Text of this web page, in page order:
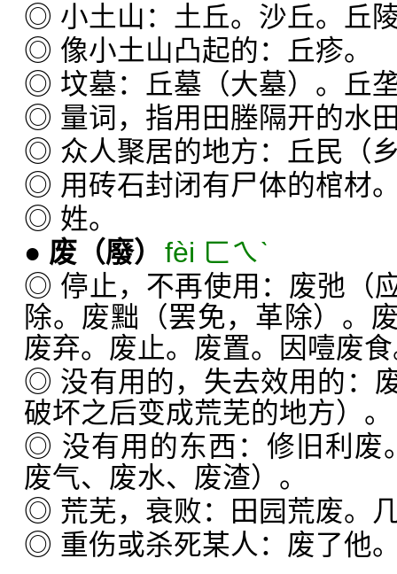
◎ 小土山：土丘。沙丘。丘
◎ 像小土山凸起的：丘疹。
◎ 坟墓：丘墓（大墓）。丘
◎ 量词，指用田塍隔开的水
◎ 众人聚居的地方：丘民（
◎ 用砖石封闭有尸体的棺材
◎ 姓。
● 废 （廢） fèi ㄈㄟˋ
◎ 停止，不再使用：废弛（
除。废黜（罢免，革除）。
废弃。废止。废置。因噎废
◎ 没有用的，失去效用的：
破坏之后变成荒芜的地方）。
◎ 没有用的东西：修旧利废
废气、废水、废渣）。
◎ 荒芜，衰败：田园荒废。
◎ 重伤或杀死某人：废了他